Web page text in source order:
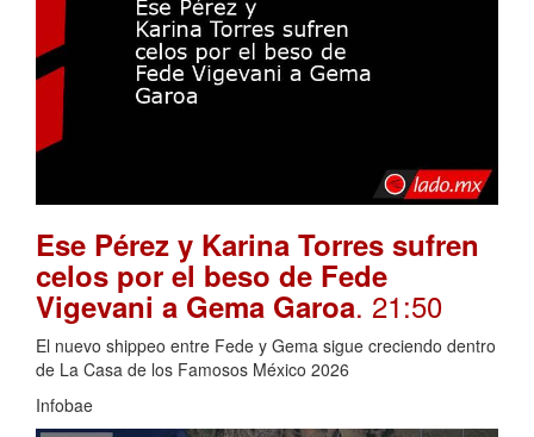
Ese Pérez y Karina Torres sufren
celos por el beso de Fede
Vigevani a Gema Garoa. 21:50
El nuevo shippeo entre Fede y Gema sigue creciendo dentro
de La Casa de los Famosos México 2026
Infobae